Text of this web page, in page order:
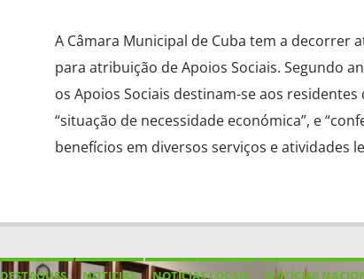
A Câmara Municipal de Cuba tem a decorrer
para atribuição de Apoios Sociais. Segundo
os Apoios Sociais destinam-se aos
“situação de necessidade económica”, e
benefícios em diversos serviços e atividades
DESTAQUES NOTICIAS NOTÍCIAS LOCAIS NOTÍCIAS